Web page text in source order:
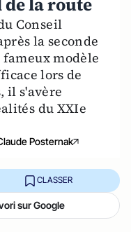
Conseil
la seconde
modèle
lors de
il s'avère
du XXIe
Posternak
CLASSER
sur Google